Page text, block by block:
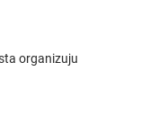
organizuju